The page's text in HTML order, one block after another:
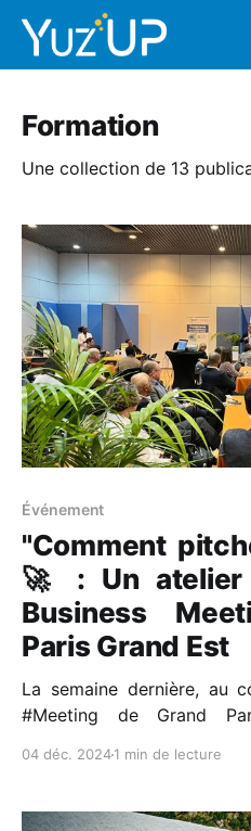
Formation
Une collection de 13
Événement
"Comment
🚀 : Un atelier
Business
Paris Grand Est
La semaine dernière, au
#Meeting de Grand
rapide
04 déc. 20241 min de lecture